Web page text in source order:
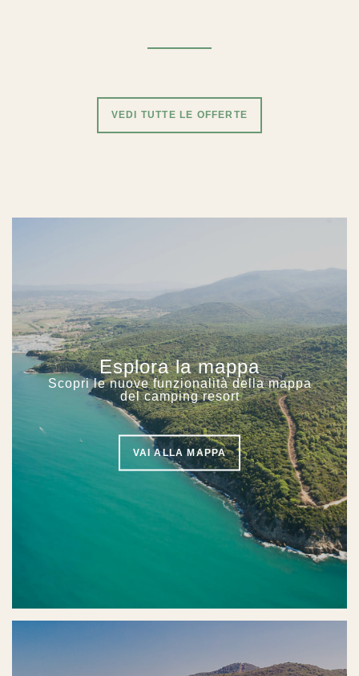
VEDI TUTTE LE OFFERTE
Esplora la mappa
Scopri le nuove funzionalità della mappa
del camping resort
VAI ALLA MAPPA